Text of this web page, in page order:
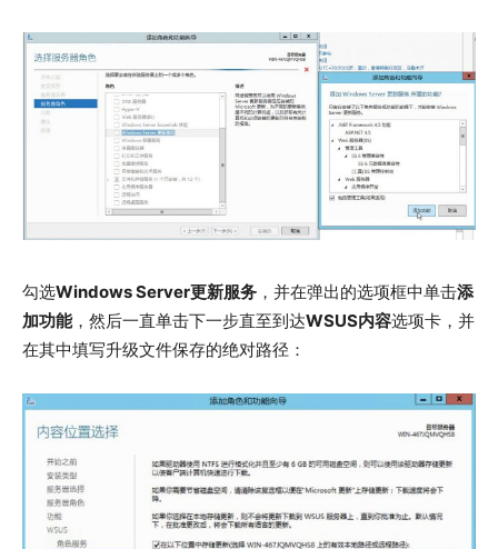
勾选Windows Server更新服务 ，并在弹出的选项框中单击添
加功能，然后一直单击下一步直至到达WSUS内容选项卡，并
在其中填写升级文件保存的绝对路径：